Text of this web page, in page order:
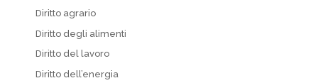
Diritto agrario
Diritto degli alimenti
Diritto del lavoro
Diritto dell’energia